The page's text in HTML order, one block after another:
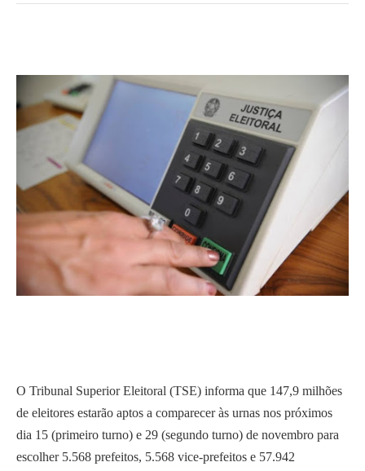
O Tribunal Superior Eleitoral (TSE) informa que 147,9 milhões
de eleitores estarão aptos a comparecer às urnas nos próximos
dia 15 (primeiro turno) e 29 (segundo turno) de novembro para
escolher 5.568 prefeitos, 5.568 vice-prefeitos e 57.942